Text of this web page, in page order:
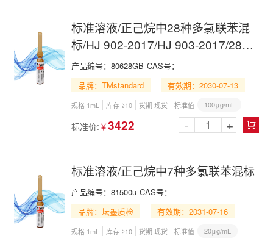
标准溶液/正己烷中28种多氯联苯混
标/HJ 902-2017/HJ 903-2017/28
PCBs Mix in n-Hexane
产品编号： 80628GB CAS号：
品牌：TMstandard
有效期：2030-07-13
规格 1mL 库存 ≥10 货期 现货 标准值 100μg/mL
标准价: ￥3422 
- +
标准溶液/正己烷中7种多氯联苯混标
产品编号： 81500u CAS号：
品牌：坛墨质检
有效期：2031-07-16
规格 1mL 库存 ≥10 货期 现货 标准值 20μg/mL